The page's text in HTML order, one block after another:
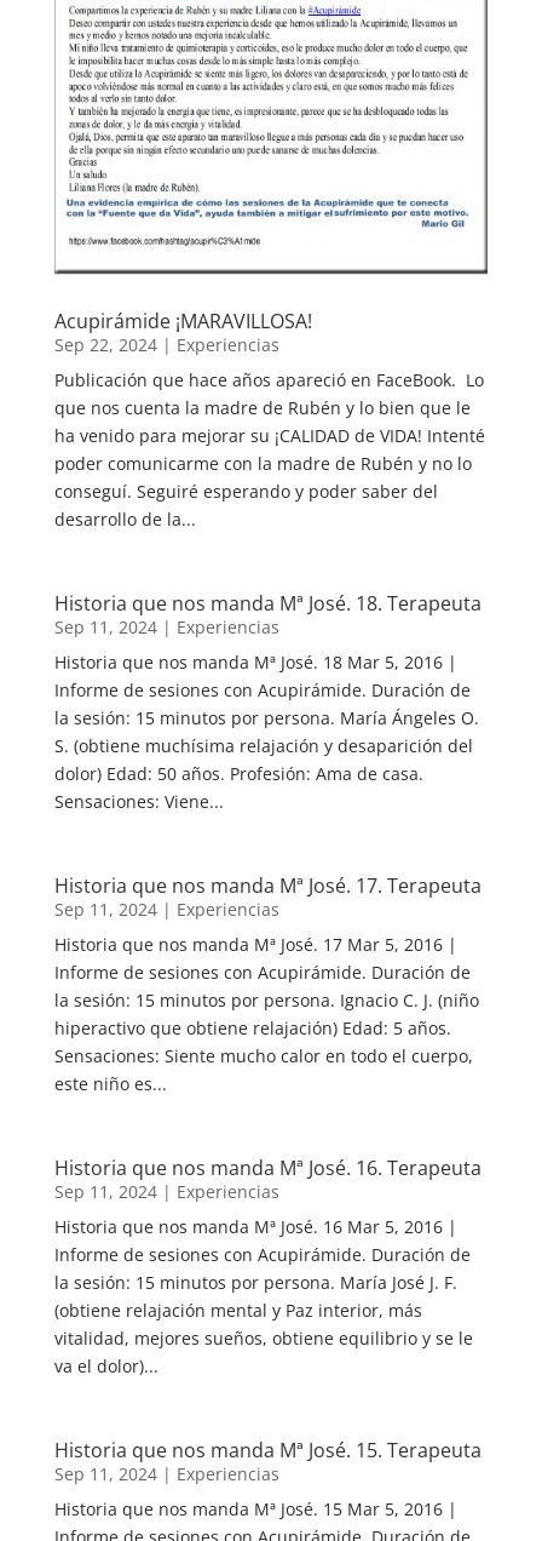
Acupirámide ¡MARAVILLOSA!
Sep 22, 2024| Experiencias
Publicación que hace años apareció en FaceBook. Lo
que nos cuenta la madre de Rubén y lo bien que le
ha venido para mejorar su ¡CALIDAD de VIDA! Intenté
poder comunicarme con la madre de Rubén y no lo
conseguí. Seguiré esperando y poder saber del
desarrollo de la...
Historia que nos manda Mª José. 18. Terapeuta
Sep 11, 2024| Experiencias
Historia que nos manda Mª José. 18 Mar 5, 2016 |
Informe de sesiones con Acupirámide. Duración de
la sesión: 15 minutos por persona. María Ángeles O.
S. (obtiene muchísima relajación y desaparición del
dolor) Edad: 50 años. Profesión: Ama de casa.
Sensaciones: Viene...
Historia que nos manda Mª José. 17. Terapeuta
Sep 11, 2024| Experiencias
Historia que nos manda Mª José. 17 Mar 5, 2016 |
Informe de sesiones con Acupirámide. Duración de
la sesión: 15 minutos por persona. Ignacio C. J. (niño
hiperactivo que obtiene relajación) Edad: 5 años.
Sensaciones: Siente mucho calor en todo el cuerpo,
este niño es...
Historia que nos manda Mª José. 16. Terapeuta
Sep 11, 2024| Experiencias
Historia que nos manda Mª José. 16 Mar 5, 2016 |
Informe de sesiones con Acupirámide. Duración de
la sesión: 15 minutos por persona. María José J. F.
(obtiene relajación mental y Paz interior, más
vitalidad, mejores sueños, obtiene equilibrio y se le
va el dolor)...
Historia que nos manda Mª José. 15. Terapeuta
Sep 11, 2024| Experiencias
Historia que nos manda Mª José. 15 Mar 5, 2016 |